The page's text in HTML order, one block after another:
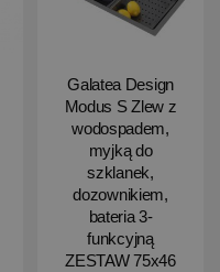
Galatea Design
Modus S Zlew z
wodospadem,
myjką do
szklanek,
dozownikiem,
bateria 3-
funkcyjną
ZESTAW 75x46